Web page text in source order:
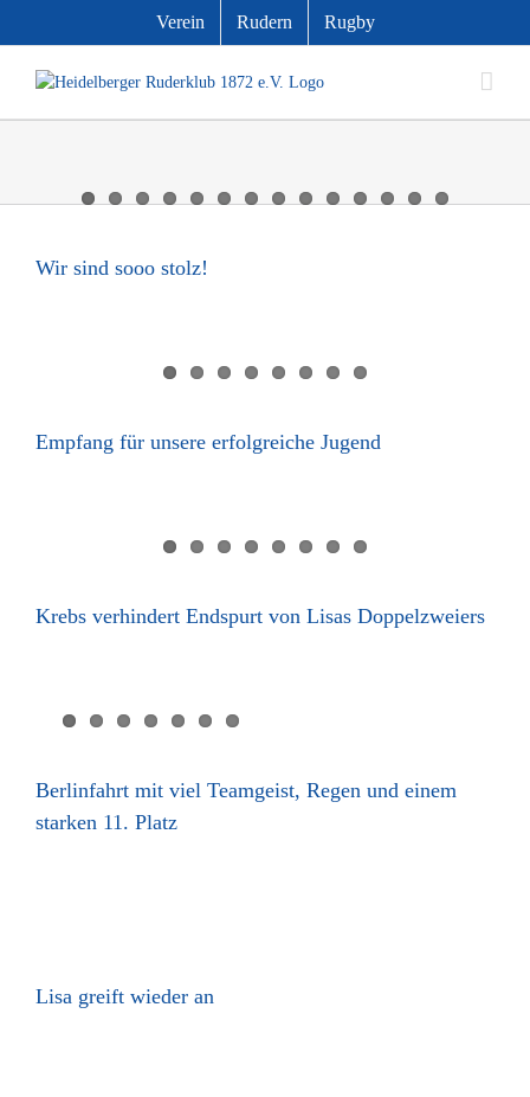
Verein Rudern Rugby
Wir sind sooo stolz!
Empfang für unsere erfolgreiche Jugend
Krebs verhindert Endspurt von Lisas Doppelzweiers
Berlinfahrt mit viel Teamgeist, Regen und einem
starken 11. Platz
Lisa greift wieder an